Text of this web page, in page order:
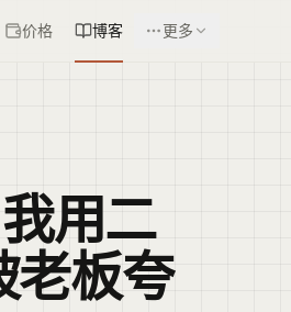
价格 博客 更多
用二
老板夸